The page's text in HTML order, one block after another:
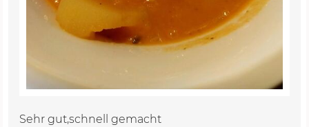
Sehr gut,schnell gemacht